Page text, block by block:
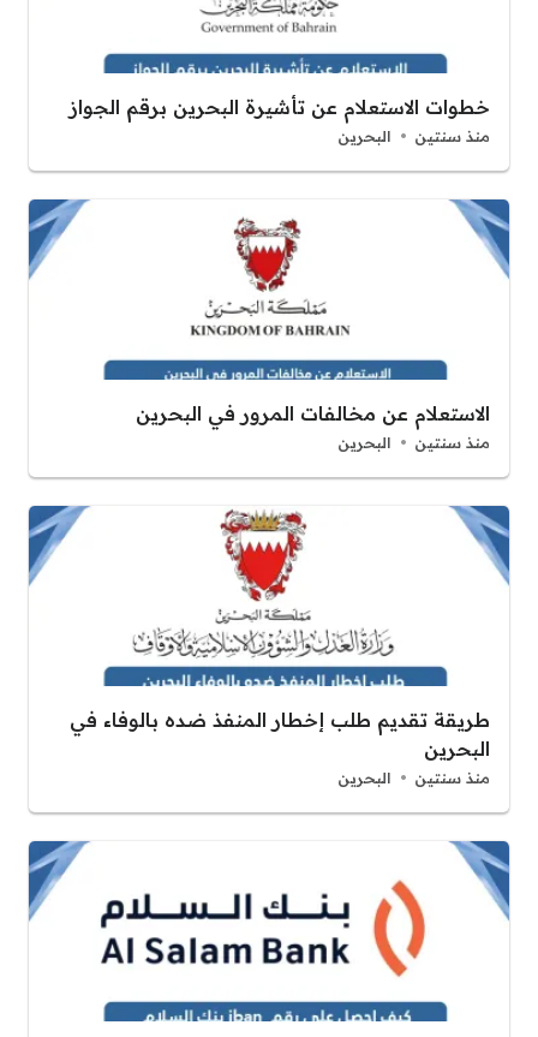
خطوات الاستعلام عن تأشيرة البحرين برقم الجواز
منذ سنتين البحرين
الاستعلام عن مخالفات المرور في البحرين
منذ سنتين البحرين
طريقة تقديم طلب إخطار المنفذ ضده بالوفاء في
البحرين
منذ سنتين البحرين